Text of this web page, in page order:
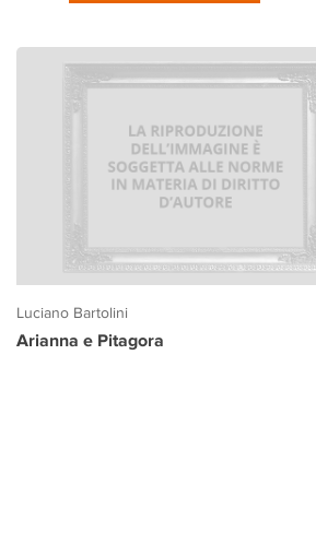
Luciano Bartolini
Arianna e Pitagora